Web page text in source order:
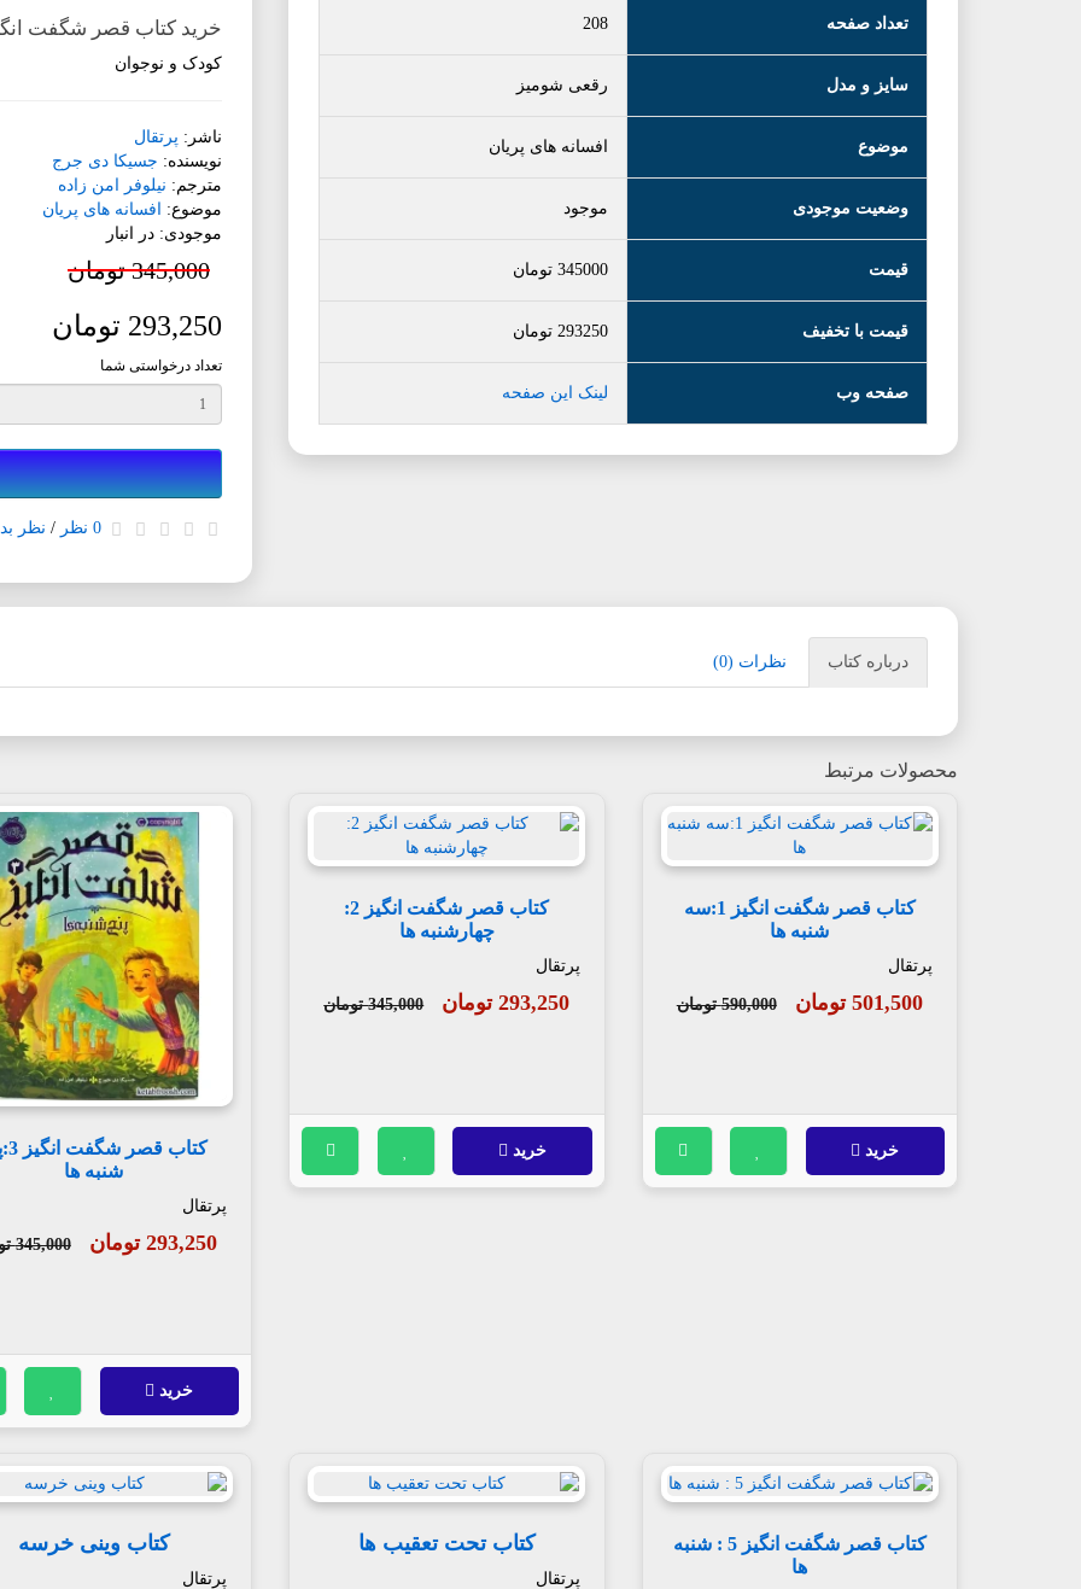
تعداد صفحه 208
سایز و مدل رقعی شومیز
موضوع افسانه های پریان
وضعیت موجودی موجود
قیمت 345000 تومان
قیمت با تخفیف 293250 تومان
صفحه وب لینک این صفحه
خرید کتاب قصر شگفت انگیز
کودک و نوجوان
ناشر: پرتقال
نویسنده: جسیکا دی جرج
مترجم: نیلوفر امن زاده
موضوع:
افسانه های پریان
موجودی: در انبار
345,000 تومان
293,250 تومان
تعداد درخواستی شما
0 نظر / نظر
درباره کتاب نظرات (0)
محصولات مرتبط
کتاب قصر شگفت انگیز 1:سه
شنبه ها
پرتقال
501,500 تومان 590,000 تومان
خرید
کتاب قصر شگفت انگیز 2:
چهارشنبه ها
پرتقال
293,250 تومان 345,000 تومان
خرید
کتاب
شنبه ها
پرتقال
293,250 تومان 345,000 تومان
خرید
کتاب قصر شگفت انگیز 5 : شنبه
ها
کتاب تحت تعقیب ها
پرتقال
کتاب وینی خرسه
پرتقال